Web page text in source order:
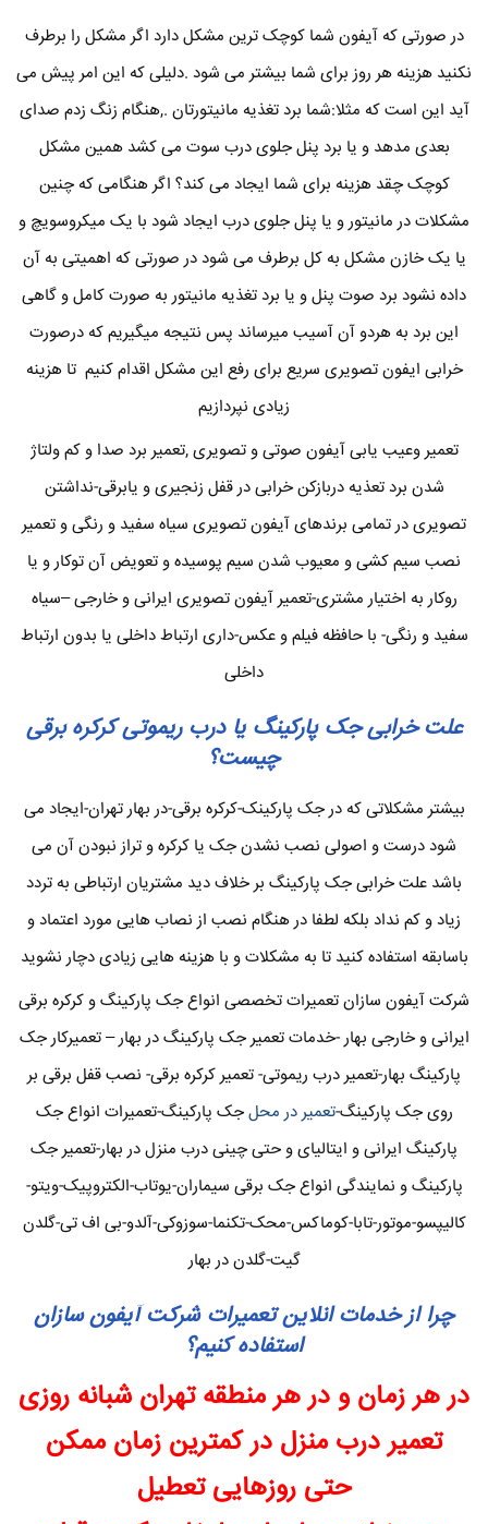
در صورتی که آیفون شما کوچک ترین مشکل دارد اگر مشکل را برطرف
نکنید هزینه هر روز برای شما بیشتر می شود .دلیلی که این امر پیش می
آید این است که مثلا:شما برد تغذیه مانیتورتان .,هنگام زنگ زدم صدای
بعدی مدهد و یا برد پنل جلوی درب سوت می کشد همین مشکل
کوچک چقد هزینه برای شما ایجاد می کند؟ اگر هنگامی که چنین
مشکلات در مانیتور و یا پنل جلوی درب ایجاد شود با یک میکروسویچ و
یا یک خازن مشکل به کل برطرف می شود در صورتی که اهمیتی به آن
داده نشود برد صوت پنل و یا برد تغذیه مانیتور به صورت کامل و گاهی
این برد به هردو آن آسیب میرساند پس نتیجه میگیریم که درصورت
خرابی ایفون تصویری سریع برای رفع این مشکل اقدام کنیم تا هزینه
زیادی نپردازیم
تعمیر وعیب یابی آیفون صوتی و تصویری ,تعمیر برد صدا و کم ولتاژ
شدن برد تعذیه دربازکن خرابی در قفل زنجیری و یابرقی-نداشتن
تصویری در تمامی برندهای آیفون تصویری سیاه سفید و رنگی و تعمیر
نصب سیم کشی و معیوب شدن سیم پوسیده و تعویض آن توکار و یا
روکار به اختیار مشتری-تعمیر آیفون تصویری ایرانی و خارجی –سیاه
سفید و رنگی- با حافظه فیلم و عکس-داری ارتباط داخلی یا بدون ارتباط
داخلی
علت خرابی جک پارکینگ یا درب ریموتی کرکره برقی
چیست؟
بیشتر مشکلاتی که در جک پارکینک-کرکره برقی-در بهار تهران-ایجاد می
شود درست و اصولی نصب نشدن جک یا کرکره و تراز نبودن آن می
باشد علت خرابی جک پارکینگ بر خلاف دید مشتریان ارتباطی به تردد
زیاد و کم نداد بلکه لطفا در هنگام نصب از نصاب هایی مورد اعتماد و
باسابقه استفاده کنید تا به مشکلات و با هزینه هایی زیادی دچار نشوید
شرکت آیفون سازان تعمیرات تخصصی انواع جک پارکینگ و کرکره برقی
ایرانی و خارجی بهار -خدمات تعمیر جک پارکینگ در بهار – تعمیرکار جک
پارکینگ بهار-تعمیر درب ریموتی- تعمیر کرکره برقی- نصب قفل برقی بر
روی جک پارکینگ-تعمیر در محلجک پارکینگ-تعمیرات انواع جک
پارکینگ ایرانی و ایتالیای و حتی چینی درب منزل در بهار-تعمیر جک
پارکینگ و نمایندگی انواع جک برقی سیماران-یوتاب-الکتروپیک-ویتو-
کالیپسو-موتور-تابا-کوماکس-محک-تکنما-سوزوکی-آلدو-بی اف تی-گلدن
گیت-گلدن در بهار
چرا از خدمات انلاین تعمیرات شرکت آیفون سازان
استفاده کنیم؟
در هر زمان و در هر منطقه تهران شبانه روزی
تعمیر درب منزل در کمترین زمان ممکن
حتی روزهایی تعطیل